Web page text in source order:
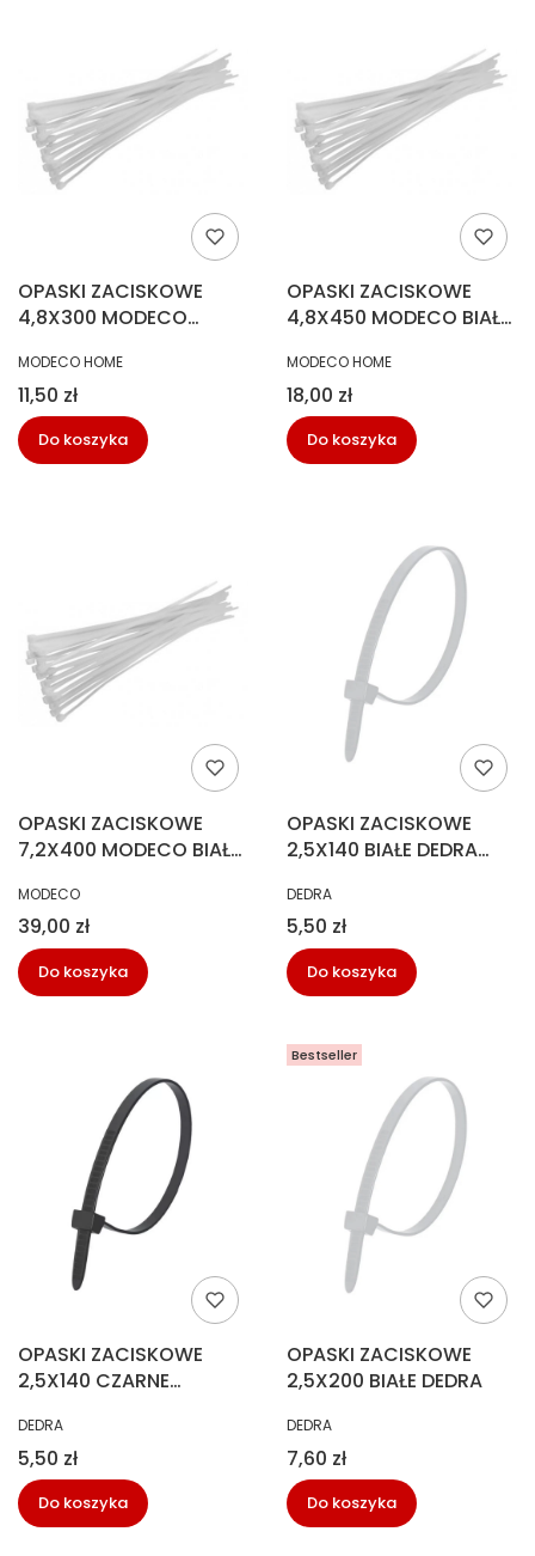
OPASKI ZACISKOWE
4,8X300 MODECO
PRODUCENT
MODECO HOME
Cena
11,50 zł
Do koszyka
OPASKI ZACISKOWE
4,8X450 MODECO BIAŁE
PRODUCENT
MODECO HOME
Cena
18,00 zł
Do koszyka
OPASKI ZACISKOWE
7,2X400 MODECO BIAŁE
PRODUCENT
MODECO
Cena
39,00 zł
Do koszyka
OPASKI ZACISKOWE
2,5X140 BIAŁE DEDRA
PRODUCENT
DEDRA
Cena
5,50 zł
Do koszyka
OPASKI ZACISKOWE
2,5X140 CZARNE
PRODUCENT
DEDRA
Cena
5,50 zł
Do koszyka
Bestseller
OPASKI ZACISKOWE
2,5X200 BIAŁE DEDRA
PRODUCENT
DEDRA
Cena
7,60 zł
Do koszyka